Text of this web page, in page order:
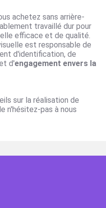
achetez sans arrière-
travaillé dur pour
efficace et de qualité.
est responsable de
d'identification, de
d'engagement envers la
sur la réalisation de
n'hésitez-pas à nous